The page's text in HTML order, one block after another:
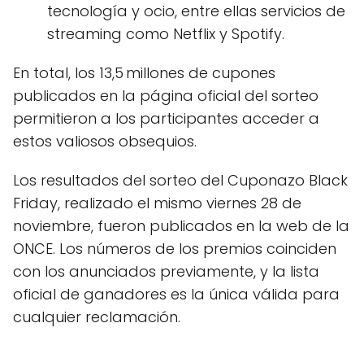
tecnología y ocio, entre ellas servicios de
streaming como Netflix y Spotify.
En total, los 13,5 millones de cupones
publicados en la página oficial del sorteo
permitieron a los participantes acceder a
estos valiosos obsequios.
Los resultados del sorteo del Cuponazo Black
Friday, realizado el mismo viernes 28 de
noviembre, fueron publicados en la web de la
ONCE. Los números de los premios coinciden
con los anunciados previamente, y la lista
oficial de ganadores es la única válida para
cualquier reclamación.